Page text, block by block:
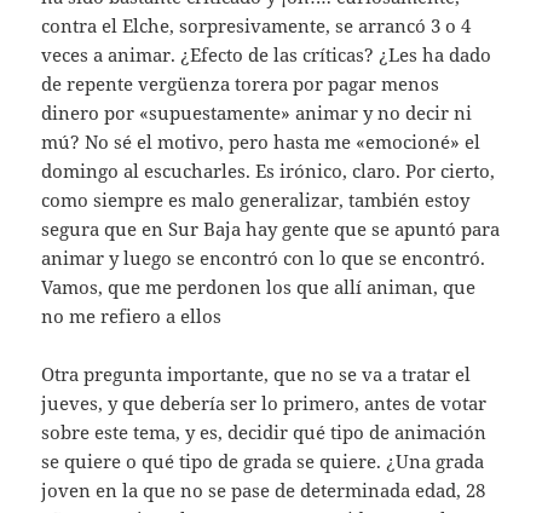
contra el Elche, sorpresivamente, se arrancó 3 o 4
veces a animar. ¿Efecto de las críticas? ¿Les ha dado
de repente vergüenza torera por pagar menos
dinero por «supuestamente» animar y no decir ni
mú? No sé el motivo, pero hasta me «emocioné» el
domingo al escucharles. Es irónico, claro. Por cierto,
como siempre es malo generalizar, también estoy
segura que en Sur Baja hay gente que se apuntó para
animar y luego se encontró con lo que se encontró.
Vamos, que me perdonen los que allí animan, que
no me refiero a ellos
Otra pregunta importante, que no se va a tratar el
jueves, y que debería ser lo primero, antes de votar
sobre este tema, y es, decidir qué tipo de animación
se quiere o qué tipo de grada se quiere. ¿Una grada
joven en la que no se pase de determinada edad, 28